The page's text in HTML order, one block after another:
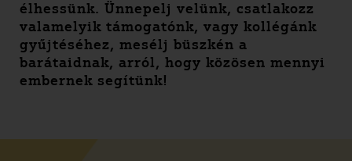
élhessünk. Ünnepelj velünk, csatlakozz
valamelyik támogatónk, vagy kollégánk
gyűjtéséhez, mesélj büszkén a
barátaidnak, arról, hogy közösen mennyi
embernek segítünk!